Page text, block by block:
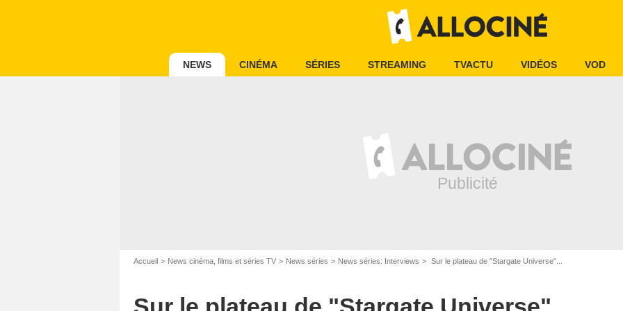
NEWS CINÉMA SÉRIES STREAMING TVACTU VIDÉOS VOD
Accueil News cinéma, films et séries TV News séries News séries: Interviews Sur le plateau de "Stargate Universe"...